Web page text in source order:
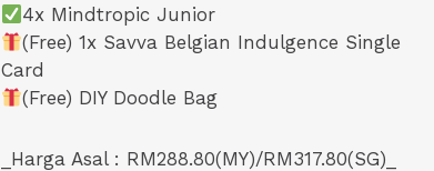
4x Mindtropic Junior
(Free) 1x Savva Belgian Indulgence Single
Card
(Free) DIY Doodle Bag
_Harga Asal : RM288.80(MY)/RM317.80(SG)_